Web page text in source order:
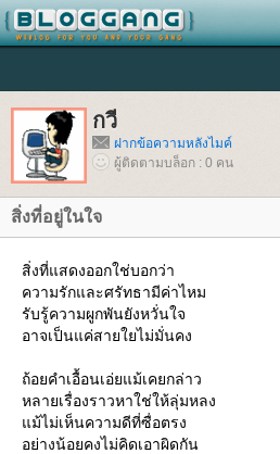
กวี
ฝากข้อความหลังไมค์
ผู้ติดตามบล็อก : 0 คน
สิ่งที่อยู่ในใจ
สิ่งที่แสดงออกใช่บอกว่า
ความรักและศรัทธามีค่าไหม
รับรู้ความผูกพันยังหวั่นใจ
อาจเป็นแค่สายใยไม่มั่นคง
ถ้อยคำเอื้อนเอ่ยแม้เคยกล่าว
หลายเรื่องราวหาใช่ให้ลุ่มหลง
ม้ไม่เห็นความดีที่ซื่อตรง
อย่างน้อยคงไม่คิดเอาผิดกัน